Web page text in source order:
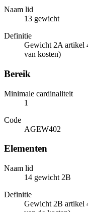
Naam lid
13 gewicht
Definitie
Gewicht 2A artikel
van kosten)
Bereik
Minimale cardinaliteit
1
Code
AGEW402
Elementen
Naam lid
14 gewicht 2B
Definitie
Gewicht 2B artikel